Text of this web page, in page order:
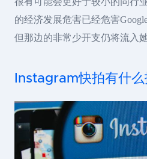
的经济发展危害已经危害
但那边的非常少开支仍将流入
Instagram快拍有什么